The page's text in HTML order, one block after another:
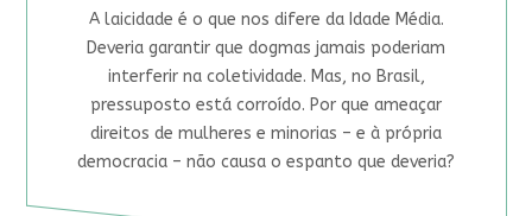
A laicidade é o que nos difere da Idade Média.
Deveria garantir que dogmas jamais poderiam
interferir na coletividade. Mas, no Brasil,
pressuposto está corroído. Por que ameaçar
direitos de mulheres e minorias – e à própria
democracia – não causa o espanto que deveria?